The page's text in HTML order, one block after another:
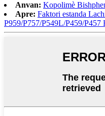
Anvan: Kopolimè
Apre: Faktori estanda
P959/P757/P549L/P459/P457